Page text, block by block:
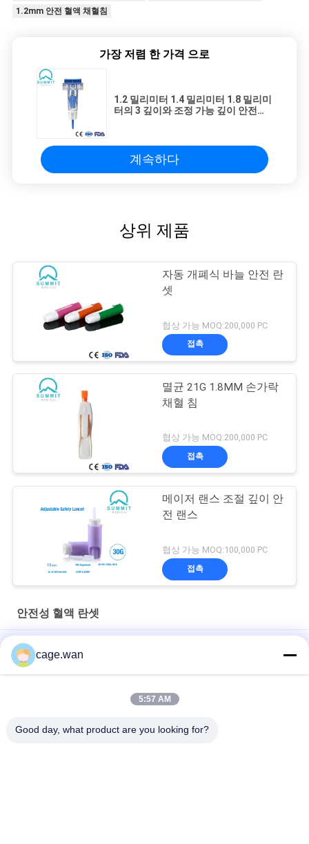
1.2mm 안전 혈액 채혈침
가장 저렴 한 가격 으로
1.2 밀리미터 1.4 밀리미터 1.8 밀리미
터의 3 깊이와 조정 가능 깊이 안전성
계속하다
상위 제품
자동 개폐식 바늘 안전 란
셋
협상 가능 MOQ:200,000 PC
접촉
멸균 21G 1.8MM 손가락
채혈 침
협상 가능 MOQ:200,000 PC
접촉
메이저 랜스 조절 깊이 안
전 랜스
협상 가능 MOQ:100,000 PC
접촉
안전성 혈액 란셋
감마 살균자 자동 후집 안전 랜세트 바늘 21G 2.2mm 노란색
신속 시험을 위한 누름 단추식의 안전 난절도 21G 바늘 1.8 밀리미
cage.wan
5:57 AM
Good day, what product are you looking for?